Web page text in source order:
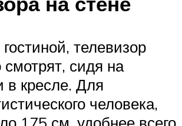
телевизор
сидя на
в кресле. Для
человека,